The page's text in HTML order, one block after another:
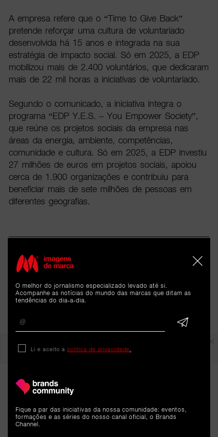
A empresa refere que o “Time to Give Back”
pretende reforçar uma cultura de voluntariado
desenvolvida há 15 anos e integrada na sua
estratégia de impacto social. Só em 2025, a EDP
mobilizou mais de 2.400 voluntários, que dedicaram
mais de 22 mil horas a iniciativas de voluntariado.
Segundo o comunicado, a iniciativa integra o
programa “EDP Y.E.S. – You Empower Society”,
que reúne os projetos sociais da empresa nas
áreas da energia, ambiente, competências,
comunidade e cultura. Só em 2025, a EDP investiu
27 milhões de euros em projetos sociais, apoiou
cerca de 1.900 organizações e contribuiu para
beneficiar mais de sete milhões de pessoas em
diferentes geografias.
O melhor do jornalismo especializado levado até si.
Acompanhe as notícias do mundo das marcas que ditam as
tendências do dia-a-dia.
Li e aceito a política de privacidade
Fique a par das iniciativas da nossa comunidade: eventos,
formações e as séries do nosso canal oficial, o Brands
Channel.